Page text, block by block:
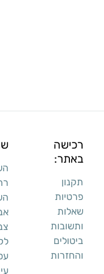
רכישה
באתר:
תקנון
פרטיות
שאלות
ותשובות
ביטולים
והחזרות